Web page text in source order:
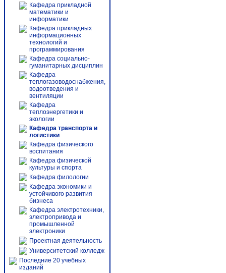
Кафедра прикладной
математики и
информатики
Кафедра прикладных
информационных
технологий и
программирования
Кафедра социально-
гуманитарных дисциплин
Кафедра
теплогазоводоснабжения,
водоотведения и
вентиляции
Кафедра
теплоэнергетики и
экологии
Кафедра транспорта и
логистики
Кафедра физического
воспитания
Кафедра физической
культуры и спорта
Кафедра филологии
Кафедра экономики и
устойчивого развития
бизнеса
Кафедра электротехники,
электропривода и
промышленной
электроники
Проектная деятельность
Университетский колледж
Последние 20 учебных
изданий